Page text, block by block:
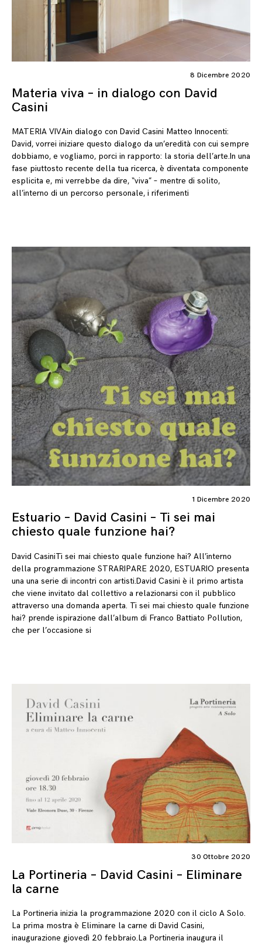
8 Dicembre 2020
Materia viva – in dialogo con David
Casini
MATERIA VIVAin dialogo con David Casini Matteo Innocenti:
David, vorrei iniziare questo dialogo da un’eredità con cui sempre
dobbiamo, e vogliamo, porci in rapporto: la storia dell’arte.In una
fase piuttosto recente della tua ricerca, è diventata componente
esplicita e, mi verrebbe da dire, “viva” – mentre di solito,
all’interno di un percorso personale, i riferimenti
1 Dicembre 2020
Estuario – David Casini – Ti sei mai
chiesto quale funzione hai?
David CasiniTi sei mai chiesto quale funzione hai? All’interno
della programmazione STRARIPARE 2020, ESTUARIO presenta
una una serie di incontri con artisti.David Casini è il primo artista
che viene invitato dal collettivo a relazionarsi con il pubblico
attraverso una domanda aperta. Ti sei mai chiesto quale funzione
hai? prende ispirazione dall’album di Franco Battiato Pollution,
che per l’occasione si
30 Ottobre 2020
La Portineria – David Casini – Eliminare
la carne
La Portineria inizia la programmazione 2020 con il ciclo A Solo.
La prima mostra è Eliminare la carne di David Casini,
inaugurazione giovedì 20 febbraio.La Portineria inaugura il